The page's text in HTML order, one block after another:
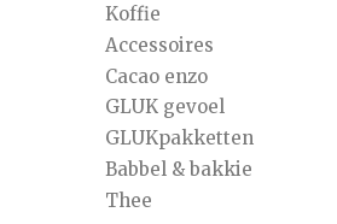
Koffie
Accessoires
Cacao enzo
GLUK gevoel
GLUKpakketten
Babbel & bakkie
Thee